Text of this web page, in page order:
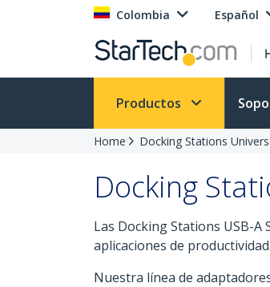
Colombia Español
Productos
Home Docking Stations
Docking
Las Docking Stations USB-
aplicaciones de productividad.
Nuestra línea de